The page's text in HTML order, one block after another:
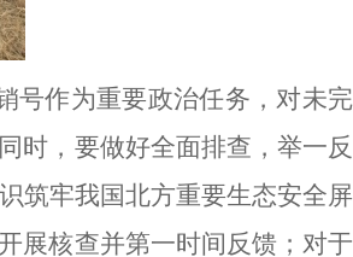
号作为重要政治任务，对未完
同时， 要做好全面排查 ， 举一反
筑牢我国北方重要生态安全屏
展核查并第一时间反馈；对于